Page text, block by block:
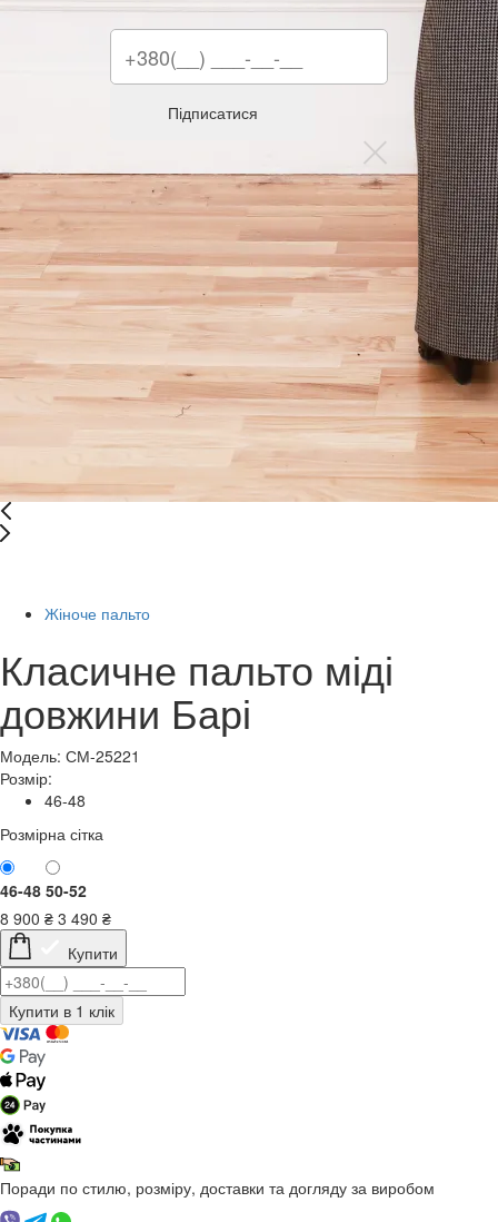
Жіноче пальто
Класичне пальто міді
довжини Барі
Модель: СМ-25221
Розмір:
46-48
Розмірна сітка
46-48 50-52
8 900 ₴ 3 490 ₴
Купити
Поради по стилю, розміру, доставки та догляду за виробом
Підписатися